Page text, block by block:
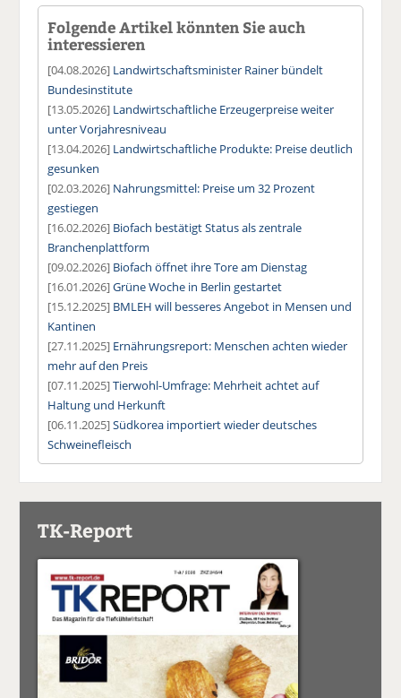
Folgende Artikel könnten Sie auch
interessieren
[04.08.2026] Landwirtschaftsminister Rainer bündelt
Bundesinstitute
[13.05.2026] Landwirtschaftliche Erzeugerpreise weiter
unter Vorjahresniveau
[13.04.2026] Landwirtschaftliche Produkte: Preise deutlich
gesunken
[02.03.2026] Nahrungsmittel: Preise um 32 Prozent
gestiegen
[16.02.2026] Biofach bestätigt Status als zentrale
Branchenplattform
[09.02.2026] Biofach öffnet ihre Tore am Dienstag
[16.01.2026]Grüne Woche in Berlin gestartet
[15.12.2025] BMLEH will besseres Angebot in Mensen und
Kantinen
[27.11.2025] Ernährungsreport: Menschen achten wieder
mehr auf den Preis
[07.11.2025]Tierwohl-Umfrage: Mehrheit achtet auf
Haltung und Herkunft
[06.11.2025]Südkorea importiert wieder deutsches
Schweinefleisch
TK-Report